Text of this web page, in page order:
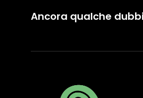
Ancora qualche